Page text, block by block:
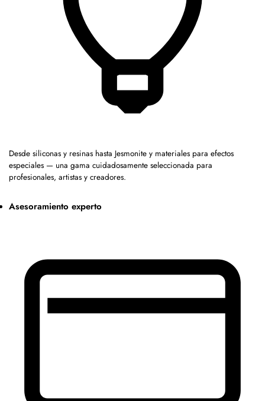
Desde siliconas y resinas hasta Jesmonite y materiales para efectos
especiales — una gama cuidadosamente seleccionada para
profesionales, artistas y creadores.
Asesoramiento experto